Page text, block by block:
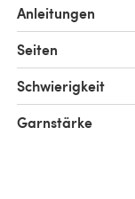
Anleitungen
Seiten
Schwierigkeit
Garnstärke